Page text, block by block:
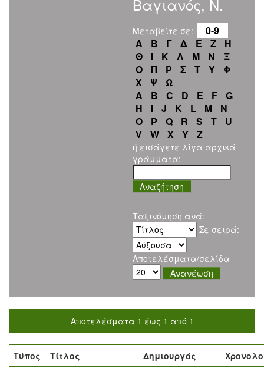
Βαγιανός, Ν.
Μεταβείτε σε:
0-9
Α
Β Γ Δ Ε Ζ
Η
Θ
Ι Κ Λ Μ Ν
Ξ
Ο
Π Ρ Σ Τ Υ
Φ
Χ
Ψ
Ω
A
B C D E F
G
H
I J K L M
N
O
P Q R S T
U
V
W X Y Z
ή εισάγετε λίγα αρχικά
γράμματα:
Ταξινόμηση ανά:
Σε σειρά:
Αποτελέσματα/σελίδα
Αποτελέσματα 1 έως 1 από 1
Τύπος Τίτλος Δημιουργός